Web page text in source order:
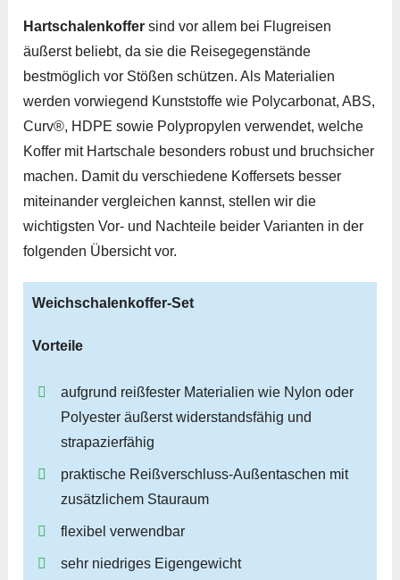
Hartschalenkoffer sind vor allem bei Flugreisen
äußerst beliebt, da sie die Reisegegenstände
bestmöglich vor Stößen schützen. Als Materialien
werden vorwiegend Kunststoffe wie Polycarbonat, ABS,
Curv®, HDPE sowie Polypropylen verwendet, welche
Koffer mit Hartschale besonders robust und bruchsicher
machen. Damit du verschiedene Koffersets besser
miteinander vergleichen kannst, stellen wir die
wichtigsten Vor- und Nachteile beider Varianten in der
folgenden Übersicht vor.
Weichschalenkoffer-Set
Vorteile
aufgrund reißfester Materialien wie Nylon oder
Polyester äußerst widerstandsfähig und
strapazierfähig
praktische Reißverschluss-Außentaschen mit
zusätzlichem Stauraum
flexibel verwendbar
sehr niedriges Eigengewicht